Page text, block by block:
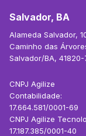
Salvador, BA
Alameda Salvador,
Caminho das
Salvador/BA, 41820-
CNPJ Agilize
Contabilidade:
17.664.581/0001-69
CNPJ Agilize
17.187.385/0001-40